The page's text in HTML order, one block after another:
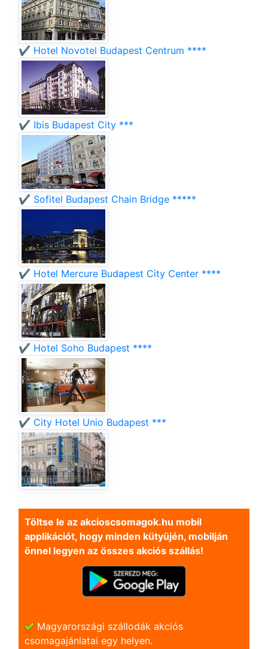
✔️ Hotel Novotel Budapest Centrum ****
✔️ Ibis Budapest City ***
✔️ Sofitel Budapest Chain Bridge *****
✔️ Hotel Mercure Budapest City Center ****
✔️ Hotel Soho Budapest ****
✔️ City Hotel Unio Budapest ***
Töltse le az akcioscsomagok.hu mobil
applikációt, hogy minden kütyüjén, mobilján
önnel legyen az összes akciós szállás!
Magyarországi szállodák akciós
csomagajánlatai egy helyen.